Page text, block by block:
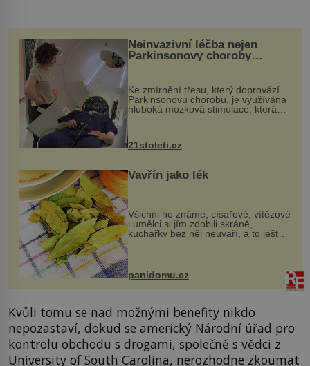
Neinvazivní léčba nejen
Parkinsonovy choroby
Ke zmírnění třesu, který doprovází
Parkinsonovu chorobu, je využívána
hluboká mozková stimulace, která
však vyžaduje vysoce invazivní
k dostatečně přesnému zacílení ...
21stoleti.cz
Vavřín jako lék
Všichni ho známe, císařové, vítězové
i umělci si jím zdobili skráně,
kuchařky bez něj neuvaří, a to ještě
nevíte, že bobkový list může výrazně
zmírnit některé naše neduhy.
Obsahuje v malém množství ně...
panidomu.cz
Kvůli tomu se nad možnými benefity nikdo
nepozastaví, dokud se americký Národní úřad pro
kontrolu obchodu s drogami, společně s vědci z
University of South Carolina, nerozhodne zkoumat